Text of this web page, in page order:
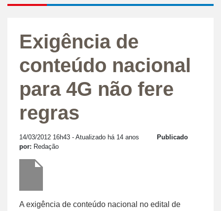
Exigência de
conteúdo nacional
para 4G não fere
regras
14/03/2012 16h43 - Atualizado há 14 anos
Publicado
por: Redação
A exigência de conteúdo nacional no edital de